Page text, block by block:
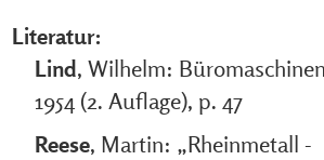
Literatur:
Lind, Wilhelm:
1954 (2. Auflage), p. 47
Reese, Martin: „Rheinmetall -